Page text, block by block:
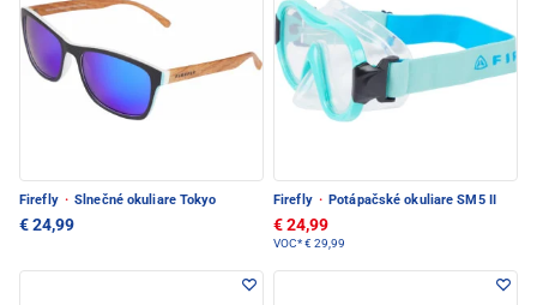
Firefly · Slnečné okuliare Tokyo
€ 24,99
Firefly · Potápačské okuliare SM5 II
€ 24,99
VOC*€ 29,99